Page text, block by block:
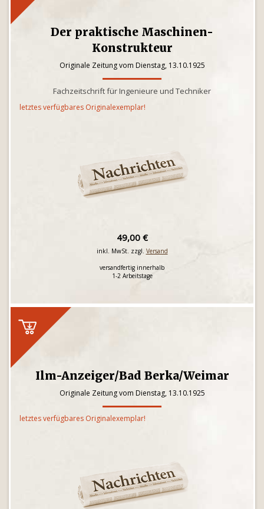
Der praktische Maschinen-
Konstrukteur
Originale Zeitung vom Dienstag, 13.10.1925
Fachzeitschrift für Ingenieure und Techniker
letztes verfügbares Originalexemplar!
49,00 €
inkl. MwSt. zzgl. Versand
versandfertig innerhalb
1-2 Arbeitstage
Ilm-Anzeiger/Bad Berka/Weimar
Originale Zeitung vom Dienstag, 13.10.1925
letztes verfügbares Originalexemplar!